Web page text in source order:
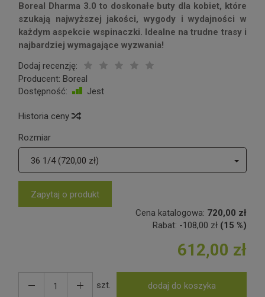
Boreal Dharma 3.0 to doskonałe buty dla kobiet, które
szukają najwyższej jakości, wygody i wydajności w
każdym aspekcie wspinaczki. Idealne na trudne trasy i
najbardziej wymagające wyzwania!
Dodaj recenzję:
Producent: Boreal
Dostępność:
Jest
Historia ceny
Rozmiar
36 1/4 (720,00 zł)
Zapytaj o produkt
Cena katalogowa: 720,00 zł
Rabat: -108,00 zł (15 %)
612,00 zł
szt. dodaj do koszyka